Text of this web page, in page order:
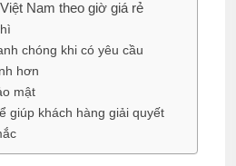
Nam theo giờ giá rẻ
chóng khi có yêu cầu
hơn
mật
giúp khách hàng giải quyết